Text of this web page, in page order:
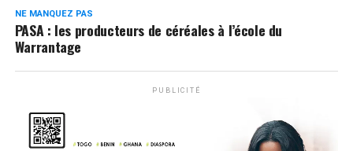
NE MANQUEZ PAS
PASA : les producteurs de céréales à l’école du
Warrantage
PUBLICITÉ